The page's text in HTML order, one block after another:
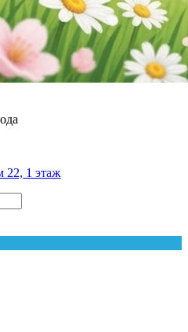
22, 1 этаж